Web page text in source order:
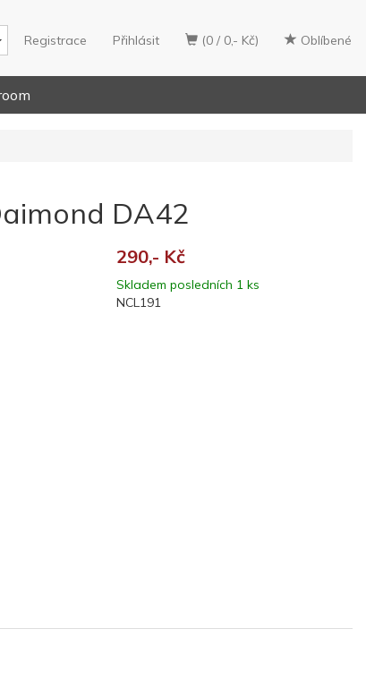
(0 / 0,- Kč) Oblíbené
Registrace Přihlásit
DA42
290,- Kč
Skladem posledních 1 ks
NCL191